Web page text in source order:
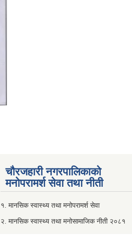
चौरजहारी नगरपालिकाको
मनोपरामर्श सेवा तथा नीती
१. मानसिक स्वास्थ्य तथा मनोपरामर्श सेवा
२. मानसिक स्वास्थ्य तथा मनोसामाजिक नीती २०८१